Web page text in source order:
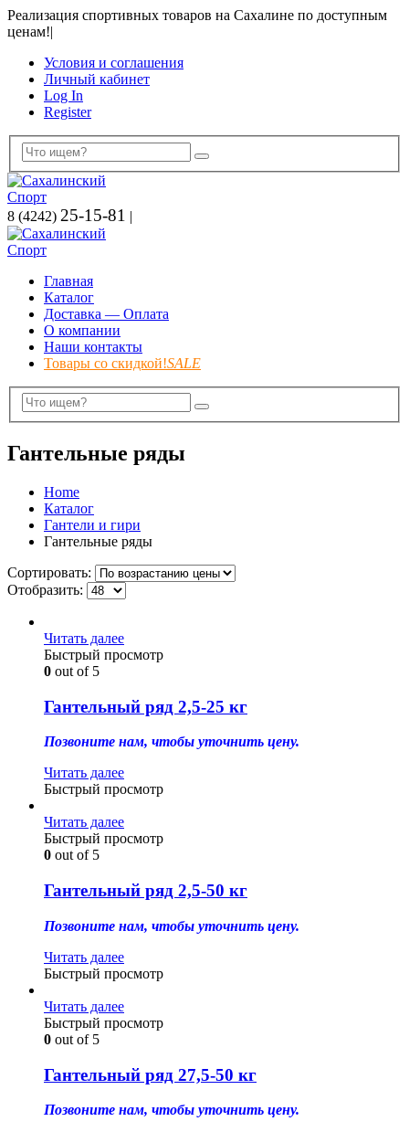
Реализация спортивных товаров на Сахалине по доступным
ценам!|
Условия и соглашения
Личный кабинет
Log In
Register
8 (4242) 25-15-81 |
Главная
Каталог
Доставка — Оплата
О компании
Наши контакты
Товары со скидкой!SALE
Гантельные ряды
Home
Каталог
Гантели и гири
Гантельные ряды
Сортировать:
Отобразить:
Читать далее
Быстрый просмотр
0 out of 5
Гантельный ряд 2,5-25 кг
Позвоните нам, чтобы уточнить цену.
Читать далее
Быстрый просмотр
Читать далее
Быстрый просмотр
0 out of 5
Гантельный ряд 2,5-50 кг
Позвоните нам, чтобы уточнить цену.
Читать далее
Быстрый просмотр
Читать далее
Быстрый просмотр
0 out of 5
Гантельный ряд 27,5-50 кг
Позвоните нам, чтобы уточнить цену.